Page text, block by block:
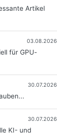
Artikel
03.08.2026
für GPU-
30.07.2026
30.07.2026
KI- und